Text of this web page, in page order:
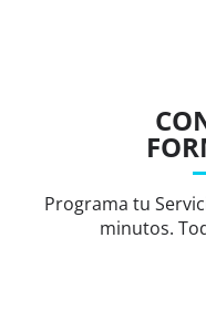
Programa tu
minutos.